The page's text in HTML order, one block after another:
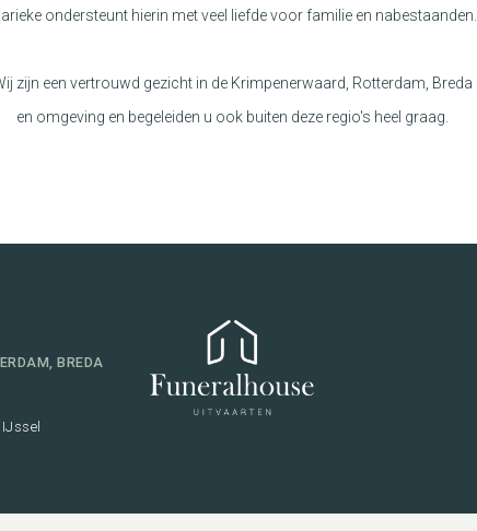
ondersteunt hierin met veel liefde voor familie en nabestaanden.
zijn een vertrouwd gezicht in de Krimpenerwaard, Rotterdam, Breda
en omgeving en begeleiden u ook buiten deze regio's heel graag.
BREDA